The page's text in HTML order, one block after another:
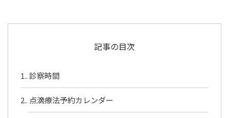
記事の目次
1. 診察時間
2. 点滴療法予約カレンダー